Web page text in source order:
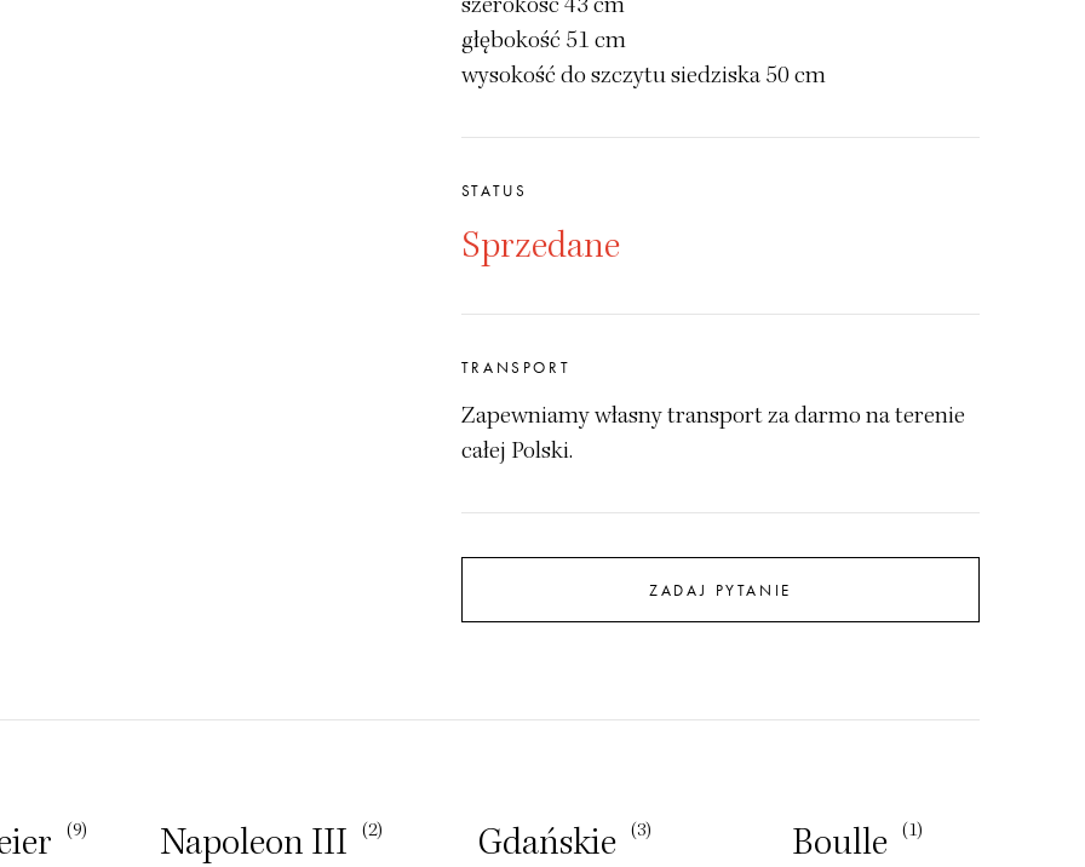
głębokość 51 cm
wysokość do szczytu siedziska 50 cm
STATUS
Sprzedane
TRANSPORT
Zapewniamy własny transport za darmo na terenie
całej Polski.
ZADAJ PYTANIE
(9) Napoleon III (2) Gdańskie (3) Boulle (1)